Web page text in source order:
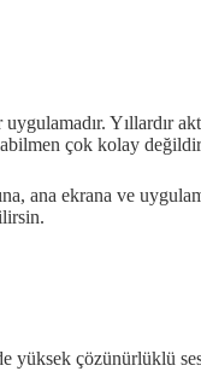
uygulamadır. Yıllardır
çok kolay
ana ekrana ve
yüksek çözünürlüklü